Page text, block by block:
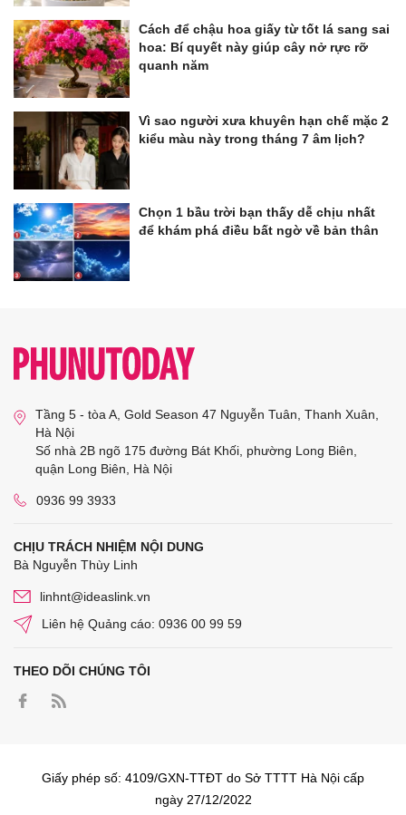
Cách để chậu hoa giấy từ tốt lá sang sai
hoa: Bí quyết này giúp cây nở rực rỡ
quanh năm
Vì sao người xưa khuyên hạn chế mặc 2
kiểu màu này trong tháng 7 âm lịch?
Chọn 1 bầu trời bạn thấy dễ chịu nhất
để khám phá điều bất ngờ về bản thân
Tầng 5 - tòa A, Gold Season 47 Nguyễn Tuân, Thanh Xuân,
Hà Nội
Số nhà 2B ngõ 175 đường Bát Khối, phường Long Biên,
quận Long Biên, Hà Nội
0936 99 3933
CHỊU TRÁCH NHIỆM NỘI DUNG
Bà Nguyễn Thùy Linh
linhnt@ideaslink.vn
Liên hệ Quảng cáo: 0936 00 99 59
THEO DÕI CHÚNG TÔI
Giấy phép số: 4109/GXN-TTĐT do Sở TTTT Hà Nội cấp
ngày 27/12/2022